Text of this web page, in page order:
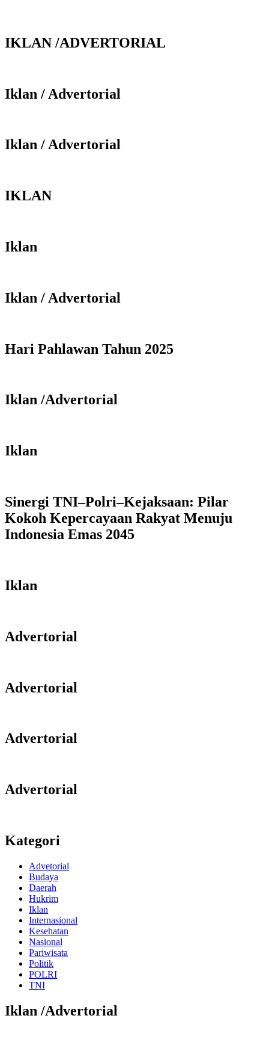
IKLAN /ADVERTORIAL
Iklan / Advertorial
Iklan / Advertorial
IKLAN
Iklan
Iklan / Advertorial
Hari Pahlawan Tahun 2025
Iklan /Advertorial
Iklan
Sinergi TNI–Polri–Kejaksaan: Pilar
Kokoh Kepercayaan Rakyat Menuju
Indonesia Emas 2045
Iklan
Advertorial
Advertorial
Advertorial
Advertorial
Kategori
Advetorial
Budaya
Daerah
Hukrim
Iklan
Internasional
Kesehatan
Nasional
Pariwisata
Politik
POLRI
TNI
Iklan /Advertorial